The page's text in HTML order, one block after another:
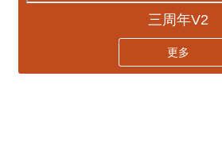
三周年V2
更多